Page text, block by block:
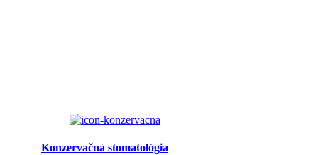
Konzervačná stomatológia